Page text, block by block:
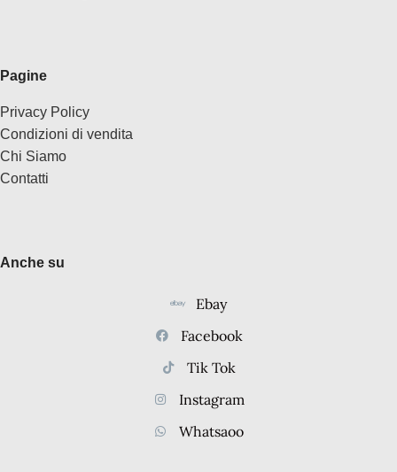
Pagine
Privacy Policy
Condizioni di vendita
Chi Siamo
Contatti
Anche su
Ebay
Facebook
Tik Tok
Instagram
Whatsaoo